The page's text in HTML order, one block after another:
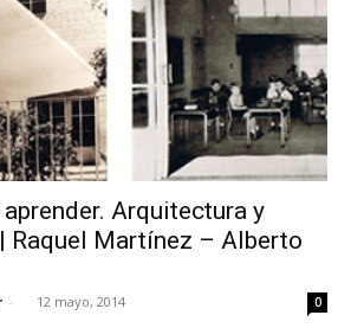
Arquitectura y
Raquel Martínez – Alberto
- 12 mayo, 2014 0